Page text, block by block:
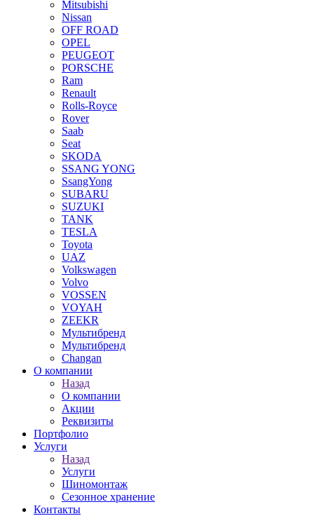
Mitsubishi
Nissan
OFF ROAD
OPEL
PEUGEOT
PORSCHE
Ram
Renault
Rolls-Royce
Rover
Saab
Seat
SKODA
SSANG YONG
SsangYong
SUBARU
SUZUKI
TANK
TESLA
Toyota
UAZ
Volkswagen
Volvo
VOSSEN
VOYAH
ZEEKR
Мультибренд
Мультибренд
Сhangan
О компании
Назад
О компании
Акции
Реквизиты
Портфолио
Услуги
Назад
Услуги
Шиномонтаж
Сезонное хранение
Контакты